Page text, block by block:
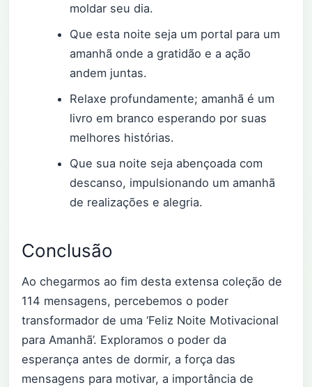
moldar seu dia.
Que esta noite seja um portal para um
amanhã onde a gratidão e a ação
andem juntas.
Relaxe profundamente; amanhã é um
livro em branco esperando por suas
melhores histórias.
Que sua noite seja abençoada com
descanso, impulsionando um amanhã
de realizações e alegria.
Conclusão
Ao chegarmos ao fim desta extensa coleção de
114 mensagens, percebemos o poder
transformador de uma ‘Feliz Noite Motivacional
para Amanhã’. Exploramos o poder da
esperança antes de dormir, a força das
mensagens para motivar, a importância de